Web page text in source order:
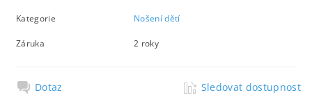
Kategorie Nošení dětí
Záruka 2 roky
Dotaz Sledovat dostupnost